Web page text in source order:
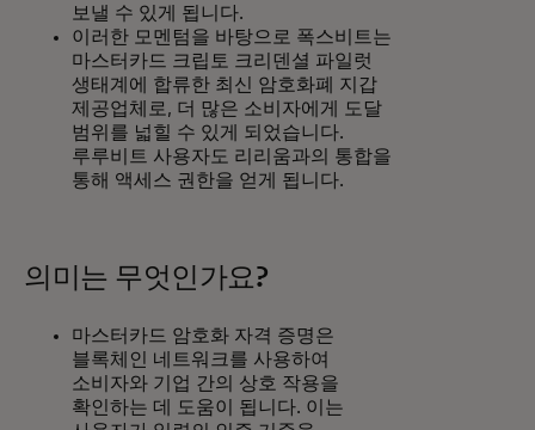
보낼 수 있게 됩니다.
이러한 모멘텀을 바탕으로 폭스비트는
마스터카드 크립토 크리덴셜 파일럿
생태계에 합류한 최신 암호화폐 지갑
제공업체로, 더 많은 소비자에게 도달
범위를 넓힐 수 있게 되었습니다.
루루비트 사용자도 리리움과의 통합을
통해 액세스 권한을 얻게 됩니다.
의미는 무엇인가요?
마스터카드 암호화 자격 증명은
블록체인 네트워크를 사용하여
소비자와 기업 간의 상호 작용을
확인하는 데 도움이 됩니다. 이는